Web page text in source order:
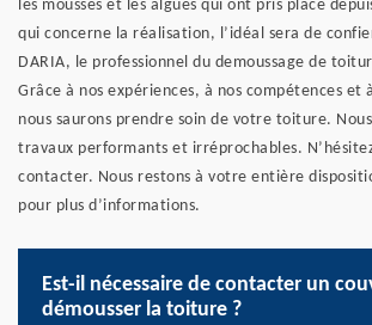
les mousses et les algues qui ont pris place
qui concerne la réalisation, l’idéal sera de
DARIA, le professionnel du demoussage de
Grâce à nos expériences, à nos compétences et
nous saurons prendre soin de votre toiture.
travaux performants et irréprochables.
contacter. Nous restons à votre entière
pour plus d’informations.
Est-il nécessaire de contacter un
démousser la toiture ?